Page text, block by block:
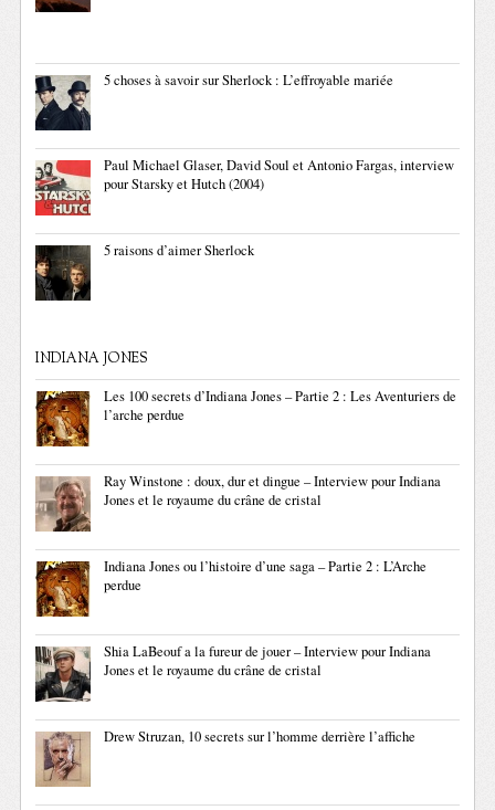
5 choses à savoir sur Sherlock : L’effroyable mariée
Paul Michael Glaser, David Soul et Antonio Fargas, interview
pour Starsky et Hutch (2004)
5 raisons d’aimer Sherlock
INDIANA JONES
Les 100 secrets d’Indiana Jones – Partie 2 : Les Aventuriers de
l’arche perdue
Ray Winstone : doux, dur et dingue – Interview pour Indiana
Jones et le royaume du crâne de cristal
Indiana Jones ou l’histoire d’une saga – Partie 2 : L’Arche
perdue
Shia LaBeouf a la fureur de jouer – Interview pour Indiana
Jones et le royaume du crâne de cristal
Drew Struzan, 10 secrets sur l’homme derrière l’affiche